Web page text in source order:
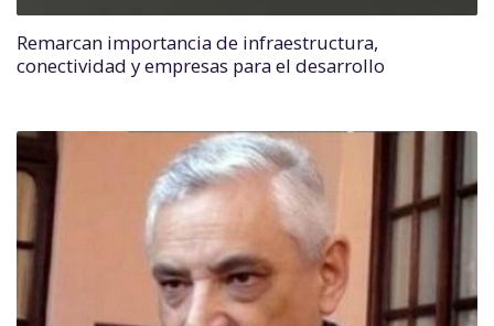
Remarcan importancia de infraestructura,
conectividad y empresas para el desarrollo